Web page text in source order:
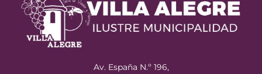
Av. España N.º 196,